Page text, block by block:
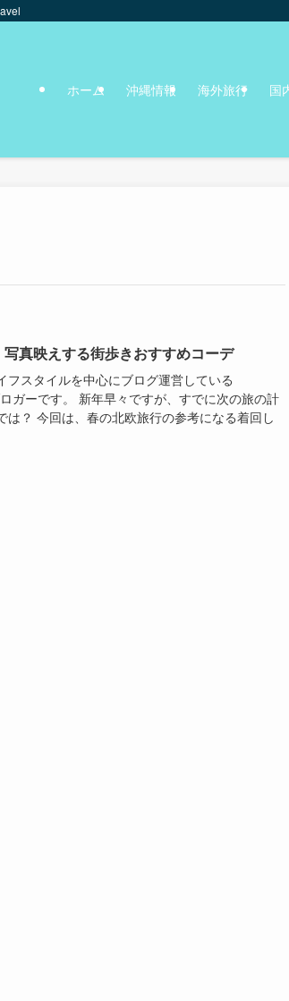
ホーム 沖縄情報 海外旅行 国
写真映えする街歩きおすすめコーデ
フスタイルを中心にブログ運営している
ガーです。 新年早々ですが、すでに次の旅の計
は？ 今回は、春の北欧旅行の参考になる着回し